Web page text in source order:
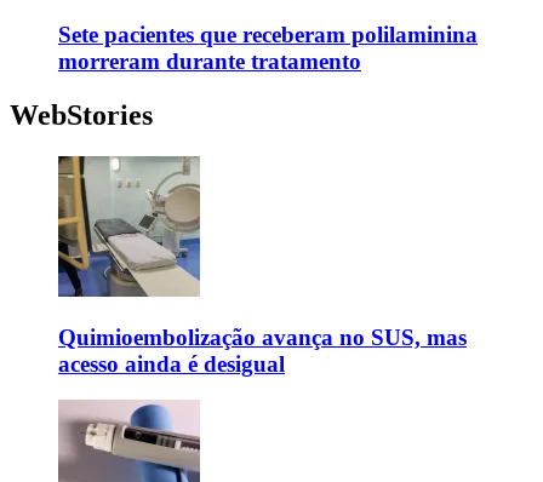
Sete pacientes que receberam polilaminina
morreram durante tratamento
WebStories
Quimioembolização avança no SUS, mas
acesso ainda é desigual